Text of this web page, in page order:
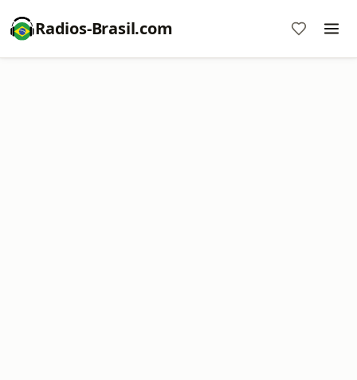
Radios-Brasil.com